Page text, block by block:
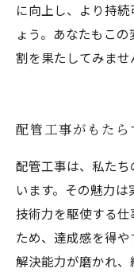
に向上し、より持
ょう。あなたもこ
割を果たしてみませ
配管工事がもた
配管工事は、私た
います。その魅力
技術力を駆使する
ため、達成感を得
解決能力が磨かれ